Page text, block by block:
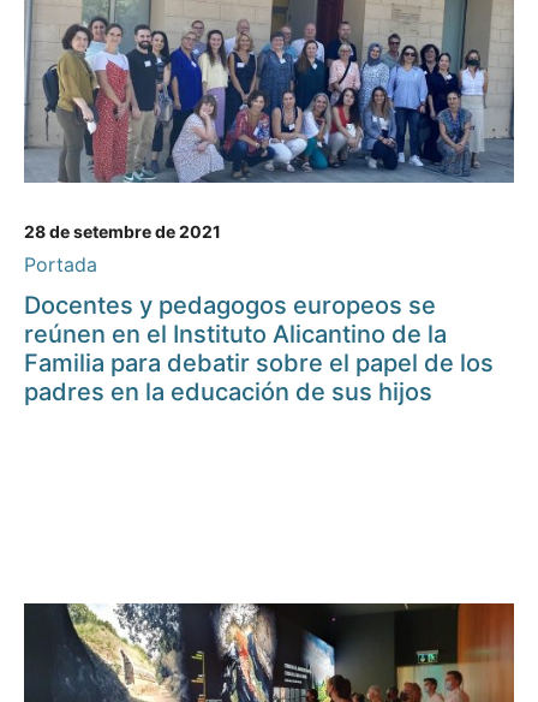
28 de setembre de 2021
Portada
Docentes y pedagogos europeos se
reúnen en el Instituto Alicantino de la
Familia para debatir sobre el papel de los
padres en la educación de sus hijos